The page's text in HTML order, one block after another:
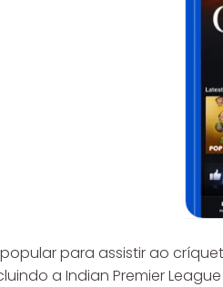
para assistir ao
a Indian Premier